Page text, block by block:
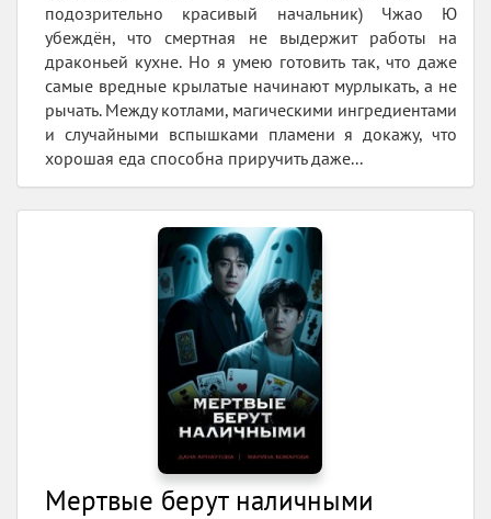
подозрительно красивый начальник) Чжао Ю
убеждён, что смертная не выдержит работы на
драконьей кухне. Но я умею готовить так, что даже
самые вредные крылатые начинают мурлыкать, а не
рычать. Между котлами, магическими ингредиентами
и случайными вспышками пламени я докажу, что
хорошая еда способна приручить даже...
Мертвые берут наличными